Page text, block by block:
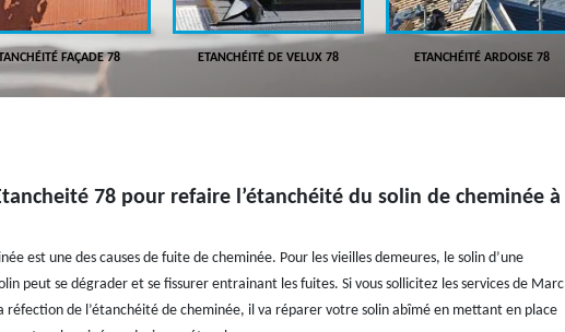
FAÇADE 78 ETANCHÉITÉ DE VELUX 78 ETANCHÉITÉ ARDOISE 78
78 pour refaire l’étanchéité du solin de cheminée à
est une des causes de fuite de cheminée. Pour les vieilles demeures, le solin d’une
peut se dégrader et se fissurer entrainant les fuites. Si vous sollicitez les services de Marc
réfection de l’étanchéité de cheminée, il va réparer votre solin abîmé en mettant en place